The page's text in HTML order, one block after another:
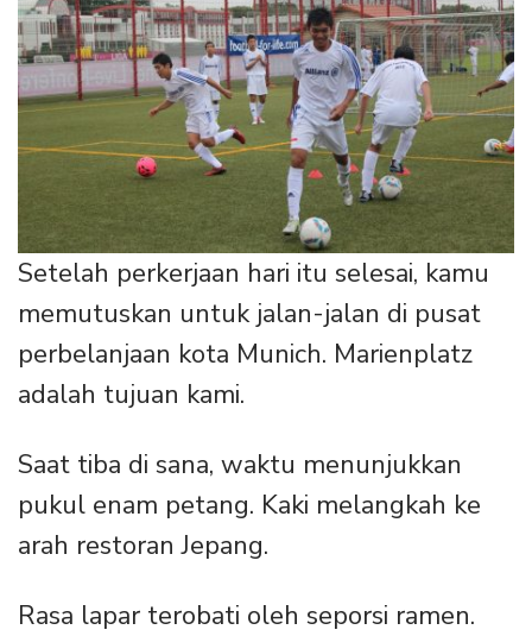
Setelah perkerjaan hari itu selesai, kamu
memutuskan untuk jalan-jalan di pusat
perbelanjaan kota Munich. Marienplatz
adalah tujuan kami.
Saat tiba di sana, waktu menunjukkan
pukul enam petang. Kaki melangkah ke
arah restoran Jepang.
Rasa lapar terobati oleh seporsi ramen.